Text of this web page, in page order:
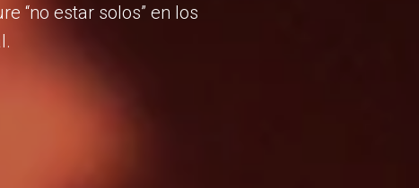
“no estar solos” en los